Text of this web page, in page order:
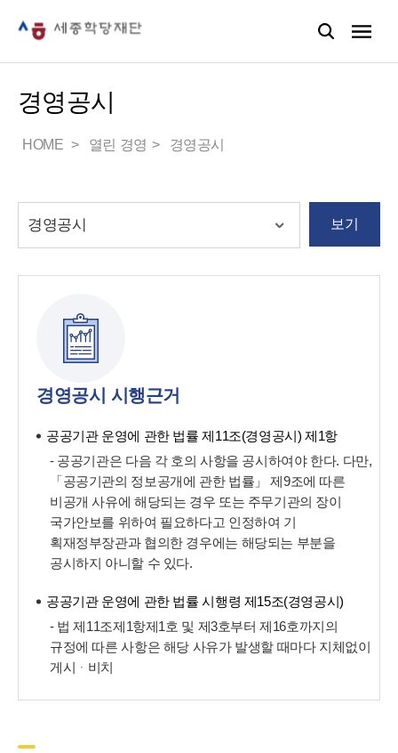
경영공시
HOME 열린 경영 경영공시
보기
경영공시 시행근거
공공기관 운영에 관한 법률 제11조(경영공시) 제1항
- 공공기관은 다음 각 호의 사항을 공시하여야 한다. 다만,
「공공기관의 정보공개에 관한 법률」 제9조에 따른
비공개 사유에 해당되는 경우 또는 주무기관의 장이
국가안보를 위하여 필요하다고 인정하여 기
획재정부장관과 협의한 경우에는 해당되는 부분을
공시하지 아니할 수 있다.
공공기관 운영에 관한 법률 시행령 제15조(경영공시)
- 법 제11조제1항제1호 및 제3호부터 제16호까지의
규정에 따른 사항은 해당 사유가 발생할 때마다 지체없이
게시ᆞ비치